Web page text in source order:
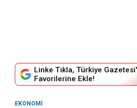
Linke Tıkla, Türkiye
Favorilerine Ekle!
EKONOMI